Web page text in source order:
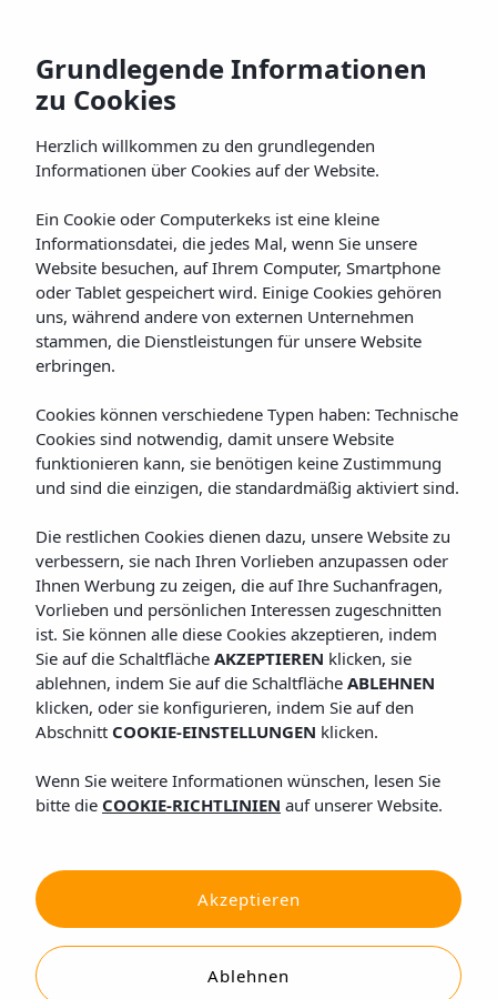
Zuhause Zimmer
Grundlegende Informationen
zu Cookies
Herzlich willkommen zu den grundlegenden
Informationen über Cookies auf der Website.
Ein Cookie oder Computerkeks ist eine kleine
Informationsdatei, die jedes Mal, wenn Sie unsere
Website besuchen, auf Ihrem Computer, Smartphone
oder Tablet gespeichert wird. Einige Cookies gehören
uns, während andere von externen Unternehmen
stammen, die Dienstleistungen für unsere Website
erbringen.
Cookies können verschiedene Typen haben: Technische
Cookies sind notwendig, damit unsere Website
funktionieren kann, sie benötigen keine Zustimmung
und sind die einzigen, die standardmäßig aktiviert sind.
Die restlichen Cookies dienen dazu, unsere Website zu
verbessern, sie nach Ihren Vorlieben anzupassen oder
Ihnen Werbung zu zeigen, die auf Ihre Suchanfragen,
Vorlieben und persönlichen Interessen zugeschnitten
ist. Sie können alle diese Cookies akzeptieren, indem
Sie auf die Schaltfläche AKZEPTIEREN klicken, sie
ablehnen, indem Sie auf die Schaltfläche ABLEHNEN
klicken, oder sie konfigurieren, indem Sie auf den
Abschnitt COOKIE-EINSTELLUNGEN klicken.
Wenn Sie weitere Informationen wünschen, lesen Sie
bitte die COOKIE-RICHTLINIEN auf unserer Website.
Ablehnen
Akzeptieren